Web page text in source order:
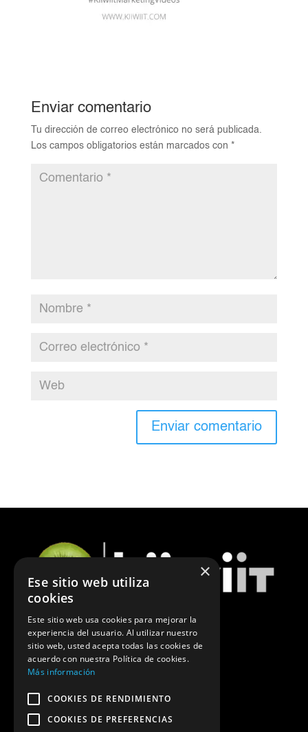
Enviar comentario
Tu dirección de correo electrónico no será publicada.
Los campos obligatorios están marcados con *
ÚLTIMAS NOTICIAS DE MARKETING
POLÍTICA DE PRIVACIDAD
×
Ese sitio web utiliza
cookies
Este sitio web usa cookies para mejorar la
experiencia del usuario. Al utilizar nuestro
sitio web, usted acepta todas las cookies de
acuerdo con nuestra Política de cookies.
Más información
COOKIES DE RENDIMIENTO
COOKIES DE PREFERENCIAS